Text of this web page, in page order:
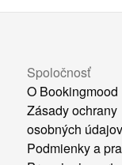
Spoločnosť
O Bookingmood
Zásady ochrany
osobných údajov
Podmienky a